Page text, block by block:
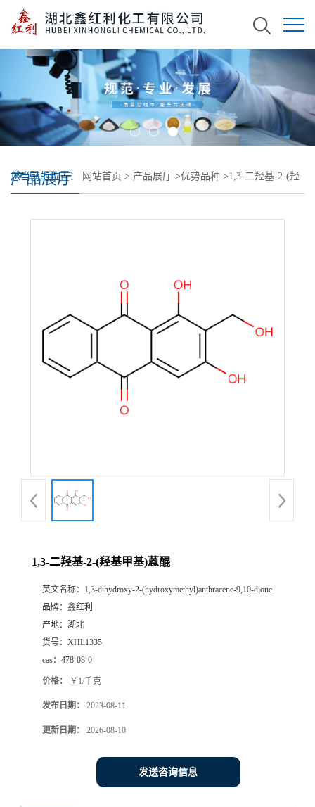
产品展厅
您当前的位置： 网站首页 > 产品展厅 >优势品种 >1,3-二羟基-2-(羟
1,3-二羟基-2-(羟基甲基)蒽醌
英文名称： 1,3-dihydroxy-2-(hydroxymethyl)anthracene-9,10-dione
品牌： 鑫红利
产地： 湖北
货号： XHL1335
cas： 478-08-0
价格： ￥1/千克
发布日期： 2023-08-11
更新日期： 2026-08-10
发送咨询信息